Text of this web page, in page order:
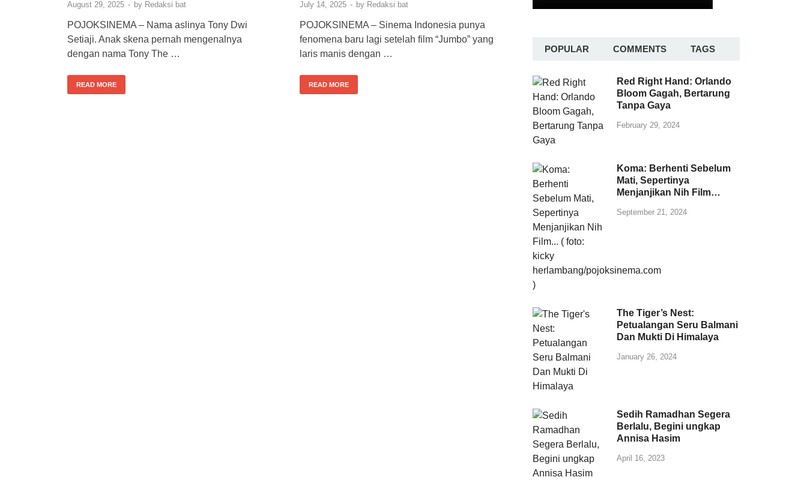
August 29, 2025 - by Redaksi bat
POJOKSINEMA – Nama aslinya Tony Dwi
Setiaji. Anak skena pernah mengenalnya
dengan nama Tony The …
READ MORE
July 14, 2025 - by Redaksi bat
POJOKSINEMA – Sinema Indonesia punya
fenomena baru lagi setelah film “Jumbo” yang
laris manis dengan …
READ MORE
POPULAR COMMENTS TAGS
Red Right Hand: Orlando
Bloom Gagah, Bertarung
Tanpa Gaya
February 29, 2024
Koma: Berhenti Sebelum
Mati, Sepertinya
Menjanjikan Nih Film…
September 21, 2024
The Tiger’s Nest:
Petualangan Seru Balmani
Dan Mukti Di Himalaya
January 26, 2024
Sedih Ramadhan Segera
Berlalu, Begini ungkap
Annisa Hasim
April 16, 2023